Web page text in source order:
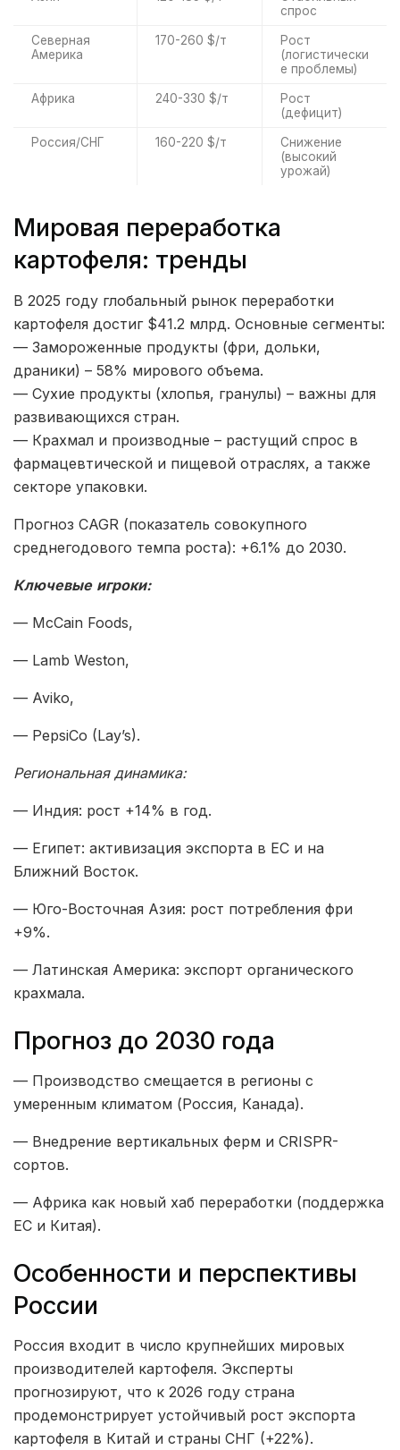
спрос
Северная
Америка
170-260 $/т
Рост
(логистически
е проблемы)
Африка 240-330 $/т
Рост
(дефицит)
Россия/СНГ 160-220 $/т
Снижение
(высокий
урожай)
Мировая переработка
картофеля: тренды
В 2025 году глобальный рынок переработки
картофеля достиг $41.2 млрд. Основные сегменты:
— Замороженные продукты (фри, дольки,
драники) – 58% мирового объема.
— Сухие продукты (хлопья, гранулы) – важны для
развивающихся стран.
— Крахмал и производные – растущий спрос в
фармацевтической и пищевой отраслях, а также
секторе упаковки.
Прогноз CAGR (показатель совокупного
среднегодового темпа роста): +6.1% до 2030.
Ключевые игроки:
— McCain Foods,
— Lamb Weston,
— Aviko,
— PepsiCo (Lay’s).
Региональная динамика:
— Индия: рост +14% в год.
— Египет: активизация экспорта в ЕС и на
Ближний Восток.
— Юго-Восточная Азия: рост потребления фри
+9%.
— Латинская Америка: экспорт органического
крахмала.
Прогноз до 2030 года
— Производство смещается в регионы с
умеренным климатом (Россия, Канада).
— Внедрение вертикальных ферм и CRISPR-
сортов.
— Африка как новый хаб переработки (поддержка
ЕС и Китая).
Особенности и перспективы
России
Россия входит в число крупнейших мировых
производителей картофеля. Эксперты
прогнозируют, что к 2026 году страна
продемонстрирует устойчивый рост экспорта
картофеля в Китай и страны СНГ (+22%).